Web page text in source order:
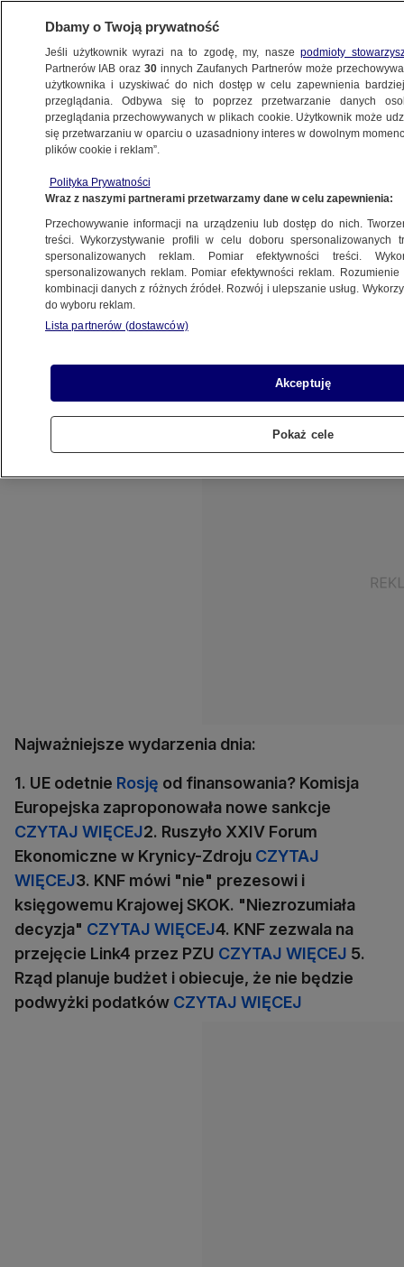
BIZNES
NAJNOWSZE
Wystartowało polskie Davos
2.09.2014, 21:09
Udostępnij
UE odetnie Rosję od finansowania? Komisja
Ekonomiczne w Krynicy-Zdroju. Komisja Nadzoru
Finansowego mówi "nie" prezesowi i
księgowemu Krajowego SKOK.
Najważniejsze wydarzenia dnia:
1. UE odetnie Rosję od finansowania? Komisja
Europejska zaproponowała nowe sankcje
CZYTAJ WIĘCEJ2. Ruszyło XXIV Forum
Ekonomiczne w Krynicy-Zdroju CZYTAJ
WIĘCEJ3. KNF mówi "nie" prezesowi i
księgowemu Krajowej SKOK. "Niezrozumiała
decyzja" CZYTAJ WIĘCEJ4. KNF zezwala na
przejęcie Link4 przez PZU CZYTAJ WIĘCEJ 5.
Rząd planuje budżet i obiecuje, że nie będzie
podwyżki podatków CZYTAJ WIĘCEJ
Dbamy o Twoją prywatność
Jeśli użytkownik wyrazi na to zgodę, my, naszepodmioty
Partnerów IAB oraz30 innych Zaufanych Partnerów może
użytkownika i uzyskiwać do nich dostęp w celu zapewnienia
przeglądania. Odbywa się to poprzez przetwarzanie danych
przeglądania przechowywanych w plikach cookie. Użytkownik może
się przetwarzaniu w oparciu o uzasadniony interes w dowolnym
plików cookie i reklam”.
Polityka Prywatności
Wraz z naszymi partnerami przetwarzamy dane w celu zapewnienia:
Przechowywanie informacji na urządzeniu lub dostęp do nich.
treści. Wykorzystywanie profili w celu doboru spersonalizowanych
spersonalizowanych reklam. Pomiar efektywności treści.
spersonalizowanych reklam. Pomiar efektywności reklam.
kombinacji danych z różnych źródeł. Rozwój i ulepszanie usług.
do wyboru reklam.
Lista partnerów (dostawców)
Akceptuję
Pokaż cele